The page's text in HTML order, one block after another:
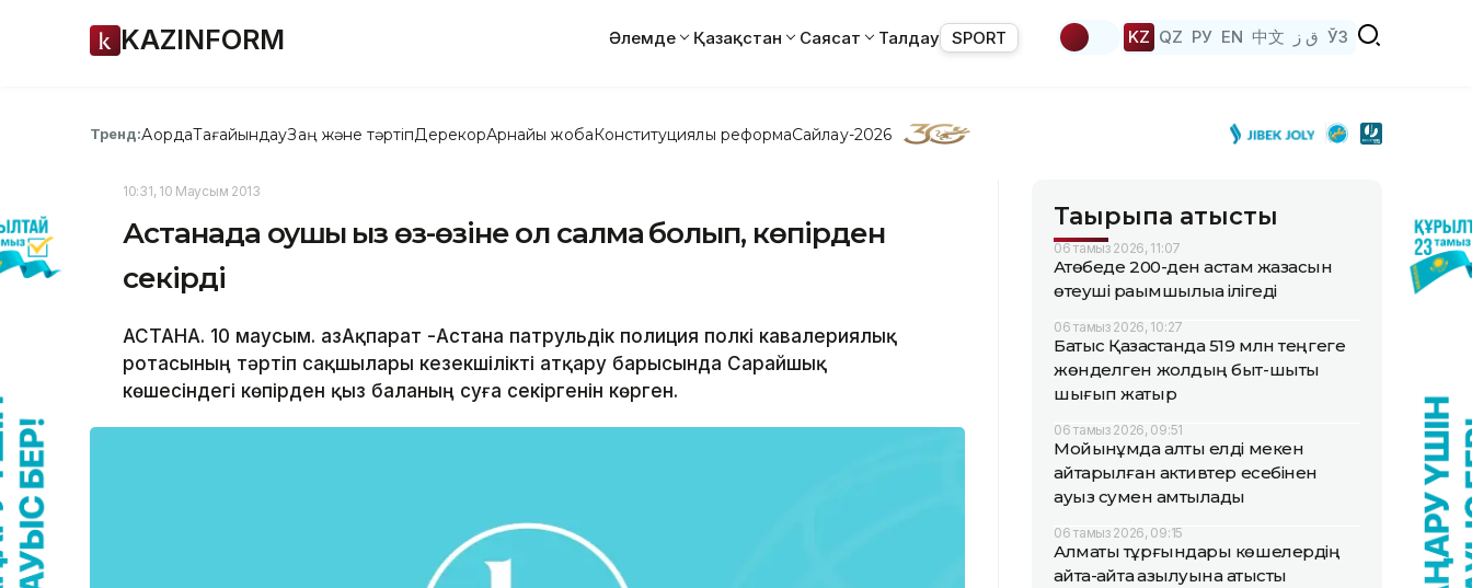
KAZINFORM Әлемде Қазақстан Саясат Талдау SPORT KZ QZ РУ EN 中文 ق ز ЎЗ
Тренд:АқордаТағайындауЗаң және тәртіпДерекқорАрнайы жобаКонституциялық реформаСайлау-2026
10:31, 10 Маусым 2013
Астанада оқушы қыз өз-өзіне қол салмақ болып, көпірден
секірді
АСТАНА. 10 маусым. ҚазАқпарат -Астана патрульдік полиция полкі кавалериялық
ротасының тәртіп сақшылары кезекшілікті атқару барысында Сарайшық
көшесіндегі көпірден қыз баланың суға секіргенін көрген.
Тақырыпқа қатысты
06 тамыз 2026, 11:07
Ақтөбеде 200-ден астам жазасын
өтеуші рақымшылыққа ілігеді
06 тамыз 2026, 10:27
Батыс Қазақстанда 519 млн теңгеге
жөнделген жолдың быт-шыты
шығып жатыр
06 тамыз 2026, 09:51
Мойынқұмда алты елді мекен
қайтарылған активтер есебінен
ауыз сумен қамтылады
06 тамыз 2026, 09:15
Алматы тұрғындары көшелердің
қайта-қайта қазылуына қатысты